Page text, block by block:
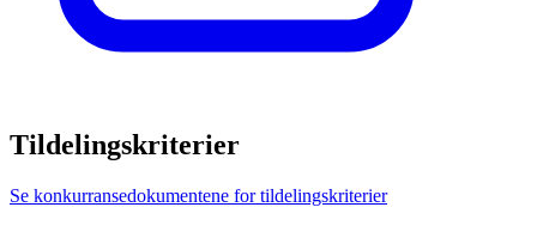
Tildelingskriterier
Se konkurransedokumentene for tildelingskriterier